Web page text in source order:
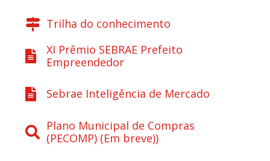
Trilha do conhecimento
XI Prêmio SEBRAE Prefeito
Empreendedor
Sebrae Inteligência de Mercado
Plano Municipal de Compras
(PECOMP) (Em breve))